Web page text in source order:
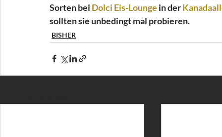
Sorten bei Dolci Eis-Lounge in der
sollten sie unbedingt mal probieren.
BISHER